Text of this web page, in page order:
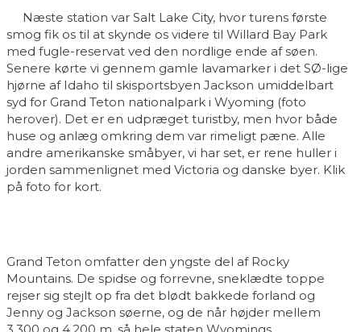
Næste station var Salt Lake City, hvor turens første
smog fik os til at skynde os videre til Willard Bay Park
med fugle-reservat ved den nordlige ende af søen.
Senere kørte vi gennem gamle lavamarker i det SØ-lige
hjørne af Idaho til skisportsbyen Jackson umiddelbart
syd for Grand Teton nationalpark i Wyoming (foto
herover). Det er en udpræget turistby, men hvor både
huse og anlæg omkring dem var rimeligt pæne. Alle
andre amerikanske småbyer, vi har set, er rene huller i
jorden sammenlignet med Victoria og danske byer. Klik
på foto for kort.
Grand Teton omfatter den yngste del af Rocky
Mountains. De spidse og forrevne, sneklædte toppe
rejser sig stejlt op fra det blødt bakkede forland og
Jenny og Jackson søerne, og de når højder mellem